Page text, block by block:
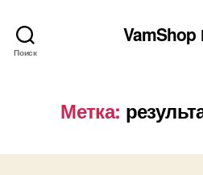
Поиск
VamShop
Метка: